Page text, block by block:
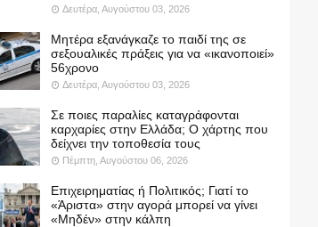
Δευτέρα, Αυγούστου 03, 2026
Μητέρα εξανάγκαζε το παιδί της σε
σεξουαλικές πράξεις για να «ικανοποιεί»
56χρονο
Δευτέρα, Αυγούστου 03, 2026
Σε ποιες παραλίες καταγράφονται
καρχαρίες στην Ελλάδα; Ο χάρτης που
δείχνει την τοποθεσία τους
Πέμπτη, Αυγούστου 06, 2026
Επιχειρηματίας ή Πολιτικός; Γιατί το
«Άριστα» στην αγορά μπορεί να γίνει
«Μηδέν» στην κάλπη